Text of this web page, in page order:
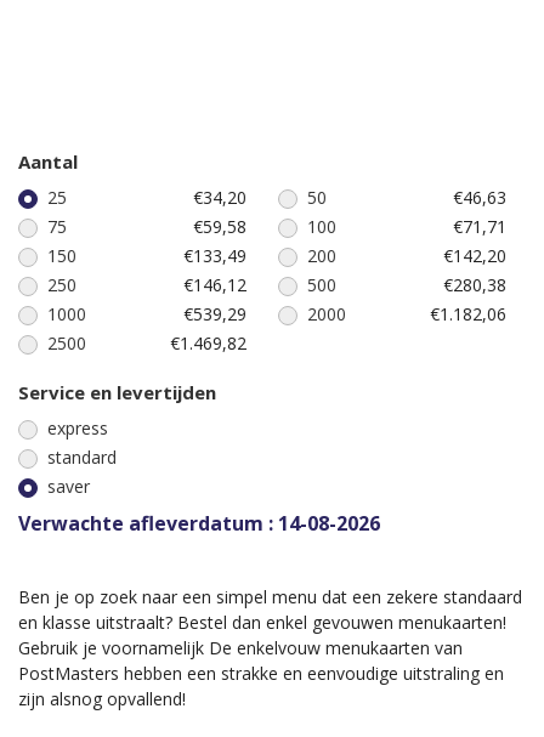
Aantal
25 €34,20 50
€46,63
75
€59,58 100
€71,71
150
€133,49 200
€142,20
250
€146,12 500
€280,38
1000
€539,29 2000
€1.182,06
2500
€1.469,82
Service en levertijden
express
standard
saver
Verwachte afleverdatum : 14-08-2026
Ben je op zoek naar een simpel menu dat een zekere standaard
en klasse uitstraalt? Bestel dan enkel gevouwen menukaarten!
Gebruik je voornamelijk De enkelvouw menukaarten van
PostMasters hebben een strakke en eenvoudige uitstraling en
zijn alsnog opvallend!